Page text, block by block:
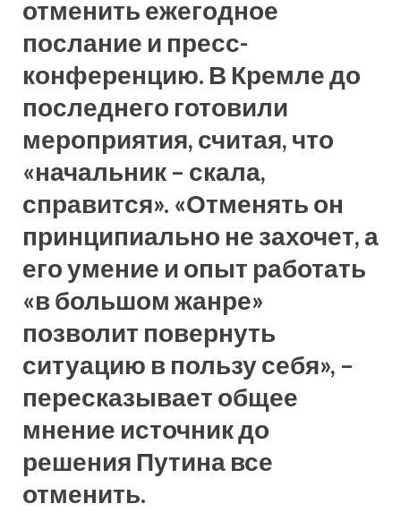
отменить ежегодное
послание и пресс-
конференцию. В Кремле до
последнего готовили
мероприятия, считая, что
«начальник – скала,
справится». «Отменять он
принципиально не захочет, а
его умение и опыт работать
«в большом жанре»
позволит повернуть
ситуацию в пользу себя», –
пересказывает общее
мнение источник до
решения Путина все
отменить.